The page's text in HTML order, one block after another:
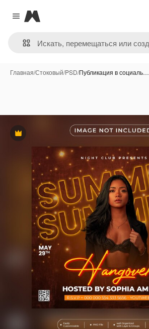
Close menu
Magnific
Главная/Стоковый/PSD/Публикация в социаль…
Премиум